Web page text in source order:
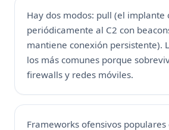
Hay dos modos: pull (el implante
periódicamente al C2 con
mantiene conexión persistente).
los más comunes porque
firewalls y redes móviles.
Frameworks ofensivos populares